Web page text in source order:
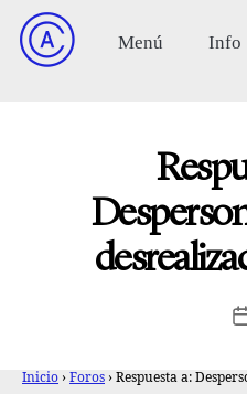
Inicio › Foros › Respuesta a: